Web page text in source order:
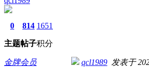
0
主题
814
帖子
1651
积分
金牌会员 qcl1989 发表于